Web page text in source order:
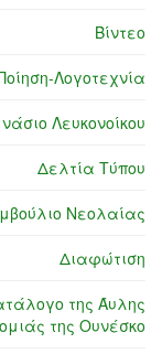
Βίντεο
Λογοτεχνία
Λευκονοίκου
Δελτία Τύπου
Νεολαίας
Διαφώτιση
της Άυλης
της Ουνέσκο